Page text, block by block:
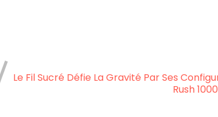
Le Fil Sucré Défie La Gravité Par Ses
Rush